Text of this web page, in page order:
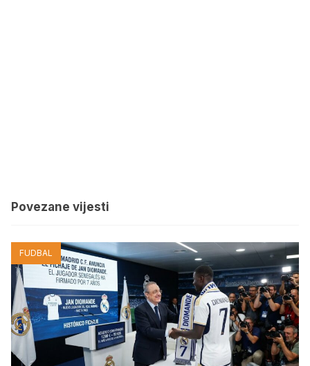
Povezane vijesti
FUDBAL